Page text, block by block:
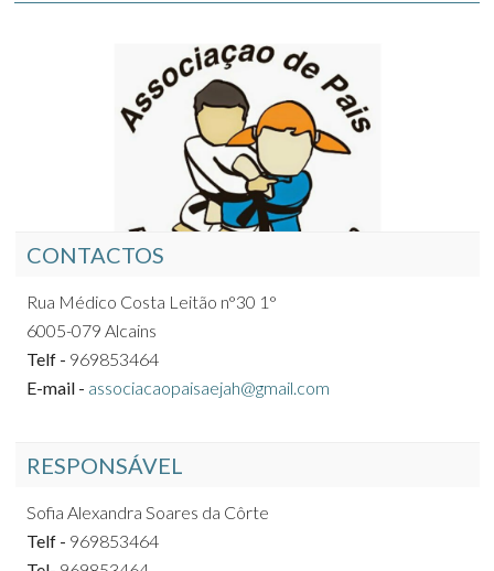
CONTACTOS
Rua Médico Costa Leitão n°30 1°
6005-079 Alcains
Telf - 969853464
E-mail - associacaopaisaejah@gmail.com
RESPONSÁVEL
Sofia Alexandra Soares da Côrte
Telf - 969853464